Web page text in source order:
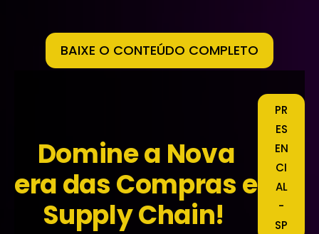
BAIXE O CONTEÚDO COMPLETO
Domine a Nova
era das Compras e
Supply Chain!
PR
ES
EN
CI
AL
-
SP